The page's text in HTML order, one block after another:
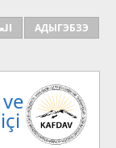
АДЫГЭБЗЭ